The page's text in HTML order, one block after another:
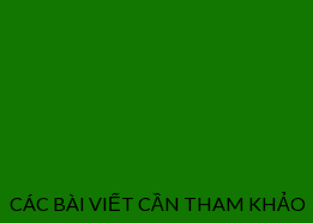
CÁC BÀI VIẾT CẦN THAM KHẢO